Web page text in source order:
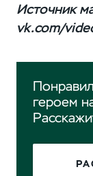
Источник
vk.com/
героем